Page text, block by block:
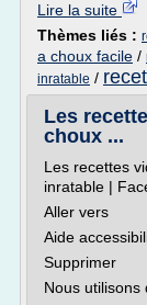
Lire la suite
Thèmes liés :
a choux facile /
inratable /
Les
choux ...
Les recettes
inratable |
Aller vers
Aide
Supprimer
Nous utilisons